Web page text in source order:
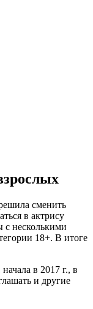
сменить
в актрису
с несколькими
18+. В итоге
в 2017 г., в
и другие